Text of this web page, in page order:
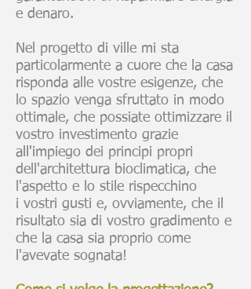
e denaro.
Nel progetto di ville mi sta
particolarmente a cuore che la casa
risponda alle vostre esigenze, che
lo spazio venga sfruttato in modo
ottimale, che possiate ottimizzare il
vostro investimento grazie
all'impiego dei principi propri
dell'architettura bioclimatica, che
l'aspetto e lo stile rispecchino
i vostri gusti e, ovviamente, che il
risultato sia di vostro gradimento e
che la casa sia proprio come
l'avevate sognata!